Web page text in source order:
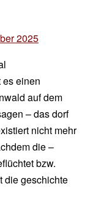
2025
einen
auf dem
– das dorf
nicht mehr
die –
bzw.
die geschichte